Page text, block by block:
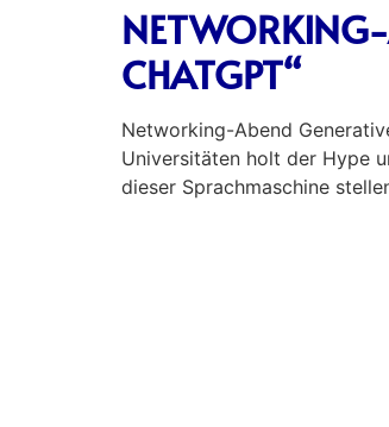
CHATGPT“
Networking-Abend
Universitäten holt der Hype
dieser Sprachmaschine